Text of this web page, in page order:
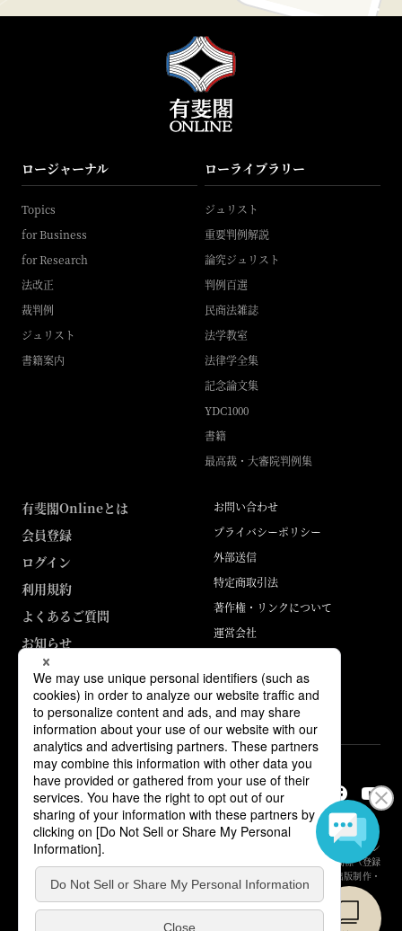
ロージャーナル
Topics
for Business
for Research
法改正
裁判例
ジュリスト
書籍案内
ローライブラリー
ジュリスト
重要判例解説
論究ジュリスト
判例百選
民商法雑誌
法学教室
法律学全集
記念論文集
YDC1000
書籍
最高裁・大審院判例集
有斐閣Onlineとは
会員登録
ログイン
利用規約
よくあるご質問
お知らせ
お問い合わせ
プライバシーポリシー
外部送信
特定商取引法
著作権・リンクについて
運営会社
ABJマークは、この電子書店・電子書籍配信サービスが、著作権者からコン
テンツ使用許諾を得た正規版配信サービスであることを示す登録商標（登録
番号 第6091713号）です。詳しくは［ABJマーク］または［電子出版制作・
流通協議会］で検索してください。